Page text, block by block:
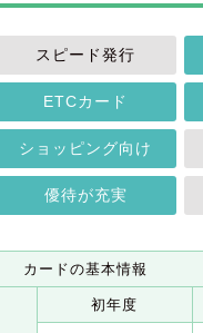
スピード発行
ETCカード
ショッピング向け
優待が充実
カードの基本情報
初年度